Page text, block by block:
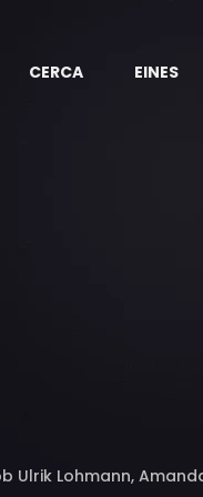
CERCA EINES
Ulrik Lohmann,